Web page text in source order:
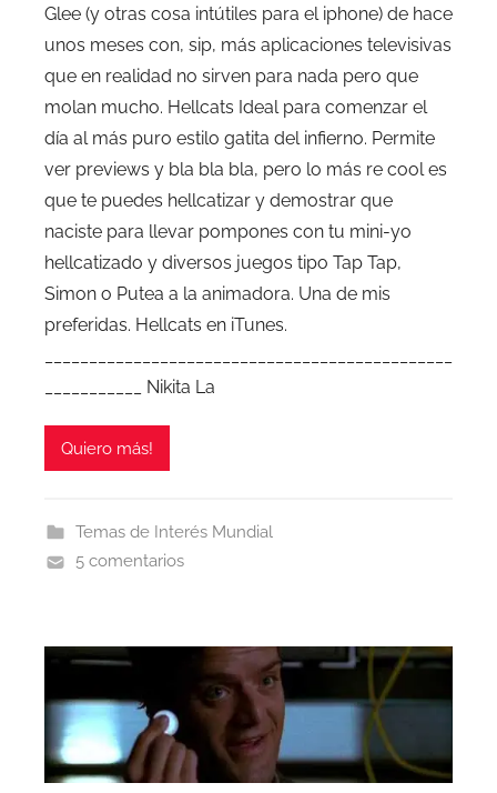
Glee (y otras cosa intútiles para el iphone) de hace
unos meses con, sip, más aplicaciones televisivas
que en realidad no sirven para nada pero que
molan mucho. Hellcats Ideal para comenzar el
día al más puro estilo gatita del infierno. Permite
ver previews y bla bla bla, pero lo más re cool es
que te puedes hellcatizar y demostrar que
naciste para llevar pompones con tu mini-yo
hellcatizado y diversos juegos tipo Tap Tap,
Simon o Putea a la animadora. Una de mis
preferidas. Hellcats en iTunes.
___________ Nikita La
Quiero más!
Temas de Interés Mundial
5 comentarios